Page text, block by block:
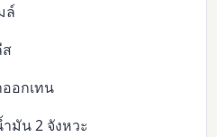
ล์
อกเทน
มัน 2 จังหวะ